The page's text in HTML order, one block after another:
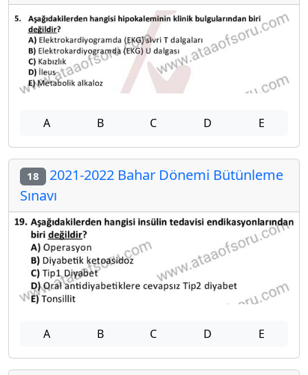
A B C D E
18 2021-2022 Bahar Dönemi Bütünleme
Sınavı
A B C D E